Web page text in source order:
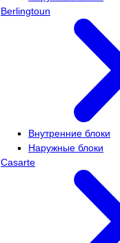
Berlingtoun
Внутренние блоки
Наружные блоки
Casarte